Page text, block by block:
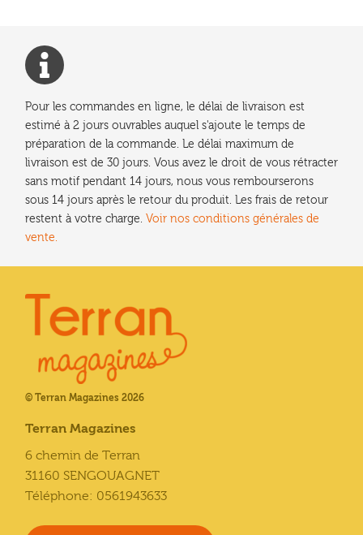
Pour les commandes en ligne, le délai de livraison est
estimé à 2 jours ouvrables auquel s'ajoute le temps de
préparation de la commande. Le délai maximum de
livraison est de 30 jours. Vous avez le droit de vous rétracter
sans motif pendant 14 jours, nous vous rembourserons
sous 14 jours après le retour du produit. Les frais de retour
restent à votre charge. Voir nos conditions générales de
vente.
© Terran Magazines 2026
Terran Magazines
6 chemin de Terran
31160 SENGOUAGNET
Téléphone: 0561943633